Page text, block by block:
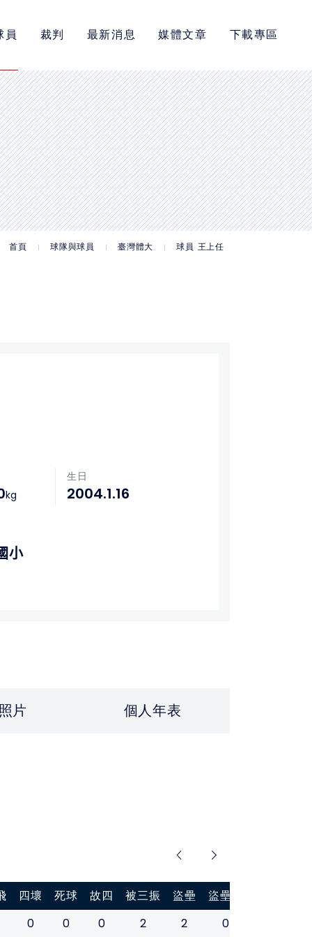
員 裁判 最新消息 媒體文章 下載專區
首頁 球隊與球員 臺灣體大 球員 王上任
kg
生日
2004.1.16
小
片 個人年表
四壞 死球 故四 被三振 盜壘 盜壘刺
0 0 0 2 2 0